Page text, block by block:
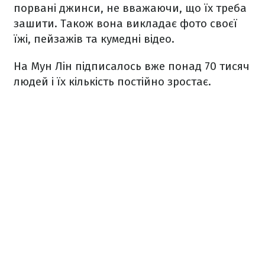
порвані джинси, не вважаючи, що їх треба
зашити. Також вона викладає фото своєї
їжі, пейзажів та кумедні відео.
На Мун Лін підписалось вже понад 70 тисяч
людей і їх кількість постійно зростає.